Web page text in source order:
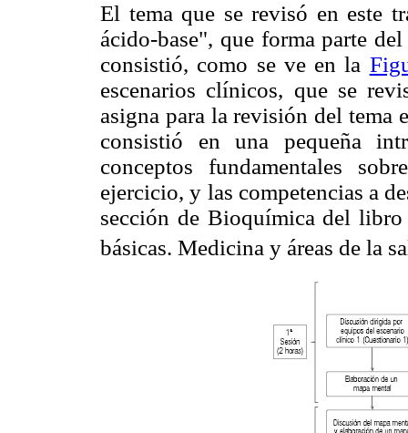
El tema que se revisó en este
ácido-base", que forma parte
consistió, como se ve en la
escenarios clínicos, que se
asigna para la revisión del tema
consistió en una pequeña
conceptos fundamentales
ejercicio, y las competencias a
sección de Bioquímica del libro
básicas. Medicina y áreas de la